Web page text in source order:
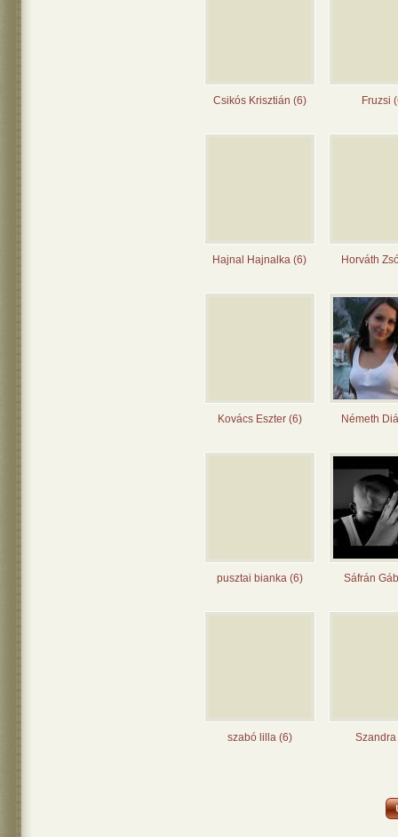
Csikós Krisztián (6) Fruzsi
Hajnal Hajnalka (6) Horváth
Kovács Eszter (6) Németh
pusztai bianka (6) Sáfrán
szabó lilla (6)